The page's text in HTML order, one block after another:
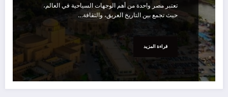
تعتبر مصر واحدة من أهم الوجهات السياحية في العالم،
حيث تجمع بين التاريخ العريق، والثقافة…
قراءة المزيد